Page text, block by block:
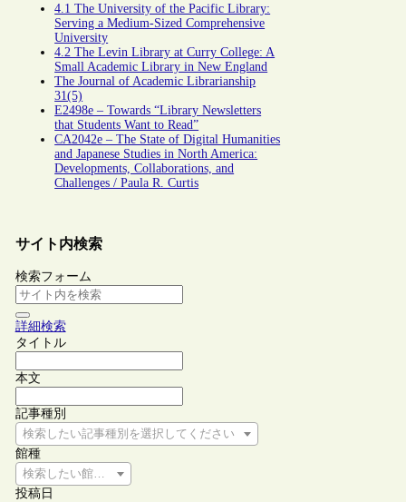
4.1 The University of the Pacific Library:
Serving a Medium-Sized Comprehensive
University
4.2 The Levin Library at Curry College: A
Small Academic Library in New England
The Journal of Academic Librarianship
31(5)
E2498e – Towards “Library Newsletters
that Students Want to Read”
CA2042e – The State of Digital Humanities
and Japanese Studies in North America:
Developments, Collaborations, and
Challenges / Paula R. Curtis
サイト内検索
検索フォーム
詳細検索
タイトル
本文
記事種別
検索したい記事種別を選択してください
館種
検索したい館種を選択してください
投稿日